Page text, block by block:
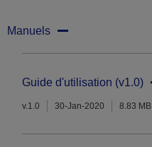
Manuels
Guide d'utilisation (v1.0)
v.1.0 30-Jan-2020 8.83 MB